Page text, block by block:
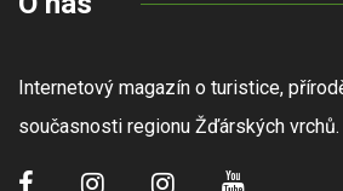
Internetový magazín o turistice,
současnosti regionu Žďárských vrchů.